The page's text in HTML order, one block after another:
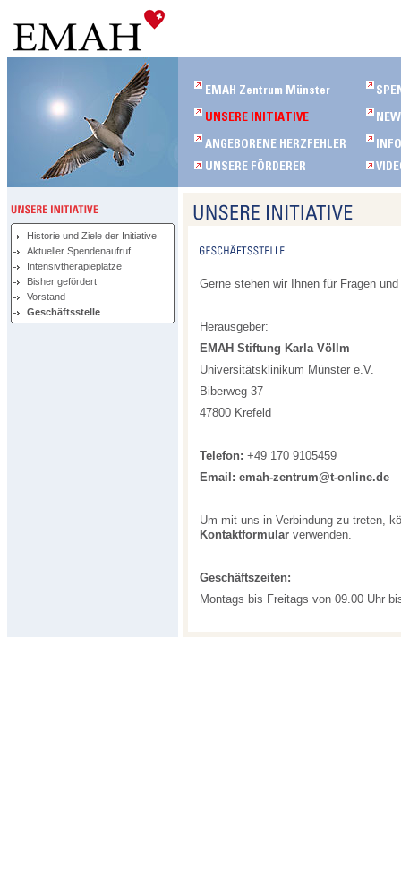
Historie und Ziele der Initiative
Aktueller Spendenaufruf
Intensivtherapieplätze
Bisher gefördert
Vorstand
Geschäftsstelle
Gerne stehen wir Ihnen für Fragen
Herausgeber:
EMAH Stiftung Karla Völlm
Universitätsklinikum Münster e.V.
Biberweg 37
47800 Krefeld
Telefon: +49 170 9105459
Email: emah-zentrum@t-online.de
Um mit uns in Verbindung zu treten,
Kontaktformular verwenden.
Geschäftszeiten:
Montags bis Freitags von 09.00 Uhr